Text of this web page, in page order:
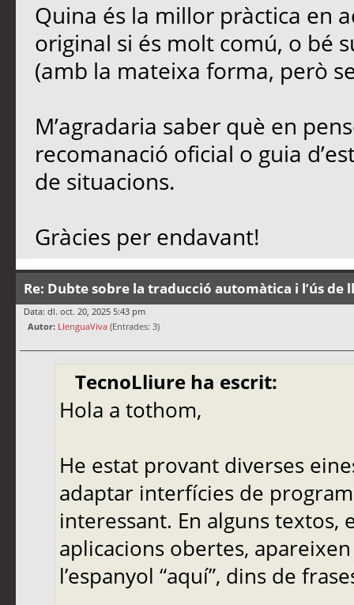
Quina és la millor pràctica en
original si és molt comú, o bé
(amb la mateixa forma, però
M’agradaria saber què en
recomanació oficial o guia
de situacions.
Gràcies per endavant!
Re: Dubte sobre la traducció automàtica i l’ús de
Data: dl. oct. 20, 2025 5:43 pm
Autor: LlenguaViva (Entrades: 3)
TecnoLliure ha escrit:
Hola a tothom,
He estat provant diverses
adaptar interfícies de
interessant. En alguns
aplicacions obertes,
l’espanyol “aquí”, dins de